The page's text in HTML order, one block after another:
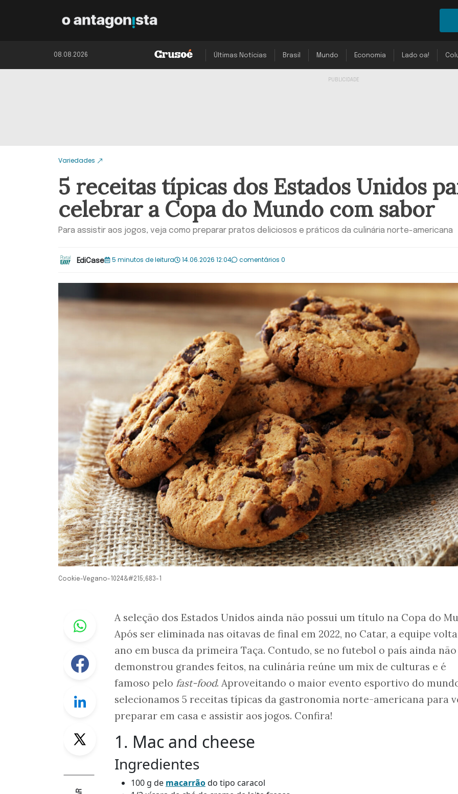
08.08.2026 Últimas Notícias Brasil Mundo Economia Lado oa!
Variedades
5 receitas típicas dos Estados Unidos
celebrar a Copa do Mundo com sabor
Para assistir aos jogos, veja como preparar pratos deliciosos e práticos da culinária norte-americana
EdiCase 5 minutos de leitura 14.06.2026 12:04 comentários 0
Cookie-Vegano-1024&#215;683-1
Whastapp
Facebook
A seleção dos Estados Unidos ainda não possui um título na Copa do
Após ser eliminada nas oitavas de final em 2022, no Catar, a equipe
ano em busca da primeira Taça. Contudo, se no futebol o país ainda não
demonstrou grandes feitos, na culinária reúne um mix de culturas e é
famoso pelo fast-food. Aproveitando o maior evento esportivo do
selecionamos 5 receitas típicas da gastronomia norte-americana para
preparar em casa e assistir aos jogos. Confira!
1. Mac and cheese
Ingredientes
100 g de macarrãodo tipo caracol